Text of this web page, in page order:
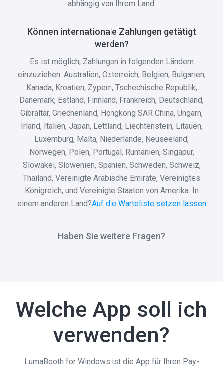
abhängig von Ihrem Land.
Können internationale Zahlungen getätigt
werden?
Es ist möglich, Zahlungen in folgenden Ländern
einzuziehen: Australien, Österreich, Belgien, Bulgarien,
Kanada, Kroatien, Zypern, Tschechische Republik,
Dänemark, Estland, Finnland, Frankreich, Deutschland,
Gibraltar, Griechenland, Hongkong SAR China, Ungarn,
Irland, Italien, Japan, Lettland, Liechtenstein, Litauen,
Luxemburg, Malta, Niederlande, Neuseeland,
Norwegen, Polen, Portugal, Rumänien, Singapur,
Slowakei, Slowenien, Spanien, Schweden, Schweiz,
Thailand, Vereinigte Arabische Emirate, Vereinigtes
Königreich, und Vereinigte Staaten von Amerika. In
einem anderen Land?Auf die Warteliste setzen lassen
Haben Sie weitere Fragen?
Welche App soll ich
verwenden?
LumaBooth for Windows ist die App für Ihren Pay-